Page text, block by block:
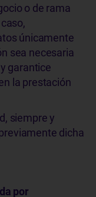
o de rama
únicamente
sea necesaria
garantice
la prestación
siempre y
dicha
por